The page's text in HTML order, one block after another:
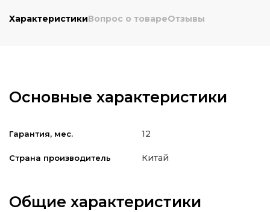
ХарактеристикиВопрос о товареОтзывы
Основные характеристики
Гарантия, мес. 12
Страна производитель Китай
Общие характеристики